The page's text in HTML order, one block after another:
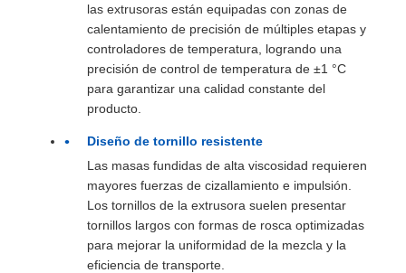
las extrusoras están equipadas con zonas de
calentamiento de precisión de múltiples etapas y
controladores de temperatura, logrando una
precisión de control de temperatura de ±1 °C
para garantizar una calidad constante del
producto.
Diseño de tornillo resistente
Las masas fundidas de alta viscosidad requieren
mayores fuerzas de cizallamiento e impulsión.
Los tornillos de la extrusora suelen presentar
tornillos largos con formas de rosca optimizadas
para mejorar la uniformidad de la mezcla y la
eficiencia de transporte.